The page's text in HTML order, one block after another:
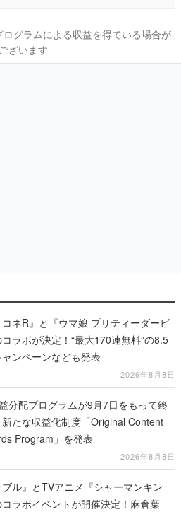
グラムによる収益を得ている場合が
ございます
コネR』と『ウマ娘 プリティーダービ
ラボが決定！“最大170連無料”の8.5
ャンペーンなども発表
2026年8月8日
分配プログラムが9月7日をもって終
新たな収益化制度「Original Content
Program」を発表
2026年8月8日
ブル』とTVアニメ『シャーマンキン
ラボイベントが開催決定！麻倉葉